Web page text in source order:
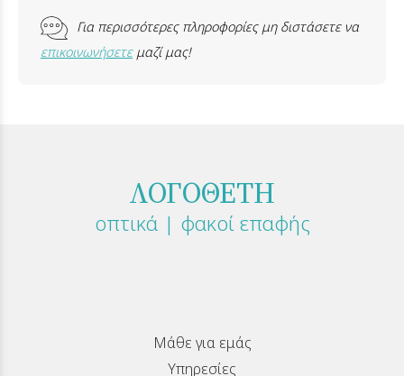
Για περισσότερες πληροφορίες μη διστάσετε να
επικοινωνήσετεμαζί μας!
ΛΟΓΟΘΕΤΗ
οπτικά | φακοί επαφής
Μάθε για εμάς
Υπηρεσίες